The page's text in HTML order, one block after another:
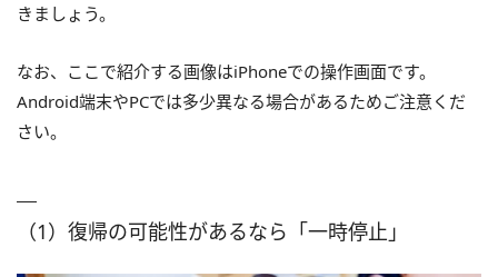
きましょう。
なお、ここで紹介する画像はiPhoneでの操作画面です。
Android端末やPCでは多少異なる場合があるためご注意くだ
さい。
（1）復帰の可能性があるなら「一時停止」